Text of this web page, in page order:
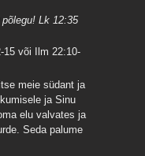
Lk 12:35
15 või Ilm 22:10-
meie südant ja
ja Sinu
elu valvates ja
Seda palume